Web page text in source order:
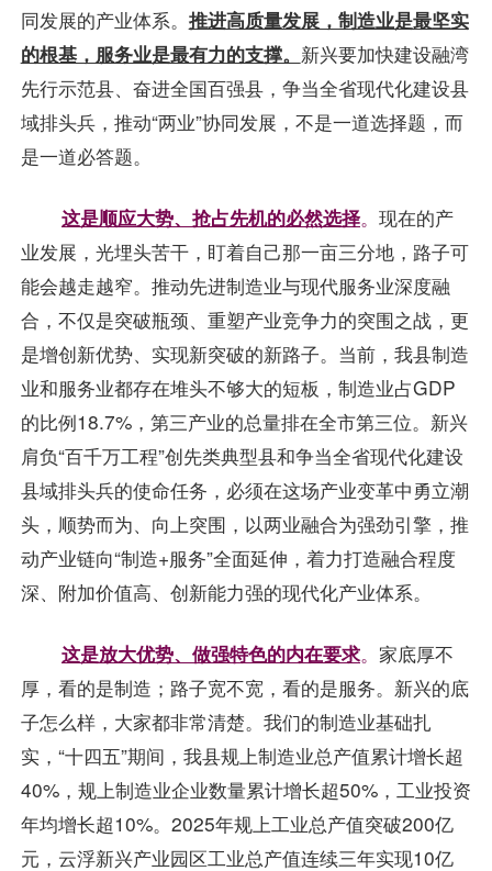
同发展的产业体系。 推进高质量发展，制造业是最坚实
的根基，服务业是最有力的支撑。 新兴要加快建设融湾
先行示范县、奋进全国百强县，争当全省现代化建设县
域排头兵，推动“两业”协同发展，不是一道选择题，而
是一道必答题。
这是顺应大势、抢占先机的必然选择。 现在的产
业发展，光埋头苦干，盯着自己那一亩三分地，路子可
能会越走越窄。推动先进制造业与现代服务业深度融
合，不仅是突破瓶颈、重塑产业竞争力的突围之战，更
是增创新优势、实现新突破的新路子。当前，我县制造
业和服务业都存在堆头不够大的短板，制造业占GDP
的比例18.7%，第三产业的总量排在全市第三位。新兴
肩负“百千万工程”创先类典型县和争当全省现代化建设
县域排头兵的使命任务，必须在这场产业变革中勇立潮
头，顺势而为、向上突围，以两业融合为强劲引擎，推
动产业链向“制造+服务”全面延伸，着力打造融合程度
深、附加价值高、创新能力强的现代化产业体系。
这是放大优势、做强特色的内在要求。 家底厚不
厚，看的是制造；路子宽不宽，看的是服务。新兴的底
子怎么样，大家都非常清楚。我们的制造业基础扎
实，“十四五”期间，我县规上制造业总产值累计增长超
40%，规上制造业企业数量累计增长超50%，工业投资
年均增长超10%。2025年规上工业总产值突破200亿
元，云浮新兴产业园区工业总产值连续三年实现10亿